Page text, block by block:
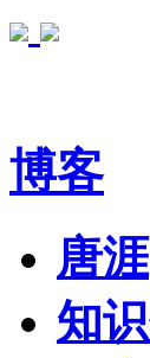
博客
唐涯
知